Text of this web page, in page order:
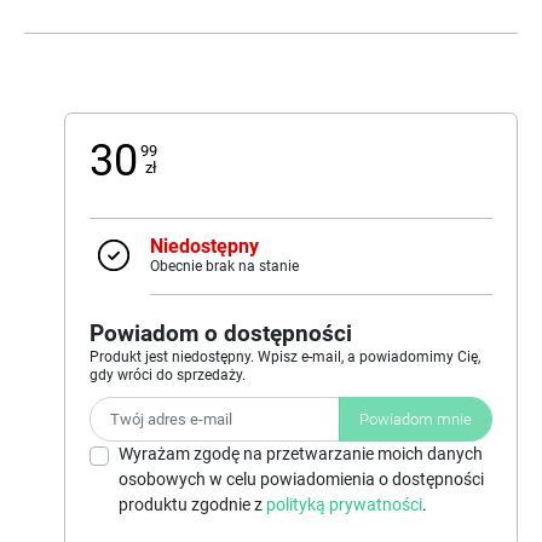
30 99
zł
Niedostępny
Obecnie brak na stanie
Powiadom o dostępności
Produkt jest niedostępny. Wpisz e-mail, a powiadomimy Cię,
gdy wróci do sprzedaży.
Powiadom mnie
Wyrażam zgodę na przetwarzanie moich danych
osobowych w celu powiadomienia o dostępności
produktu zgodnie z polityką prywatności.